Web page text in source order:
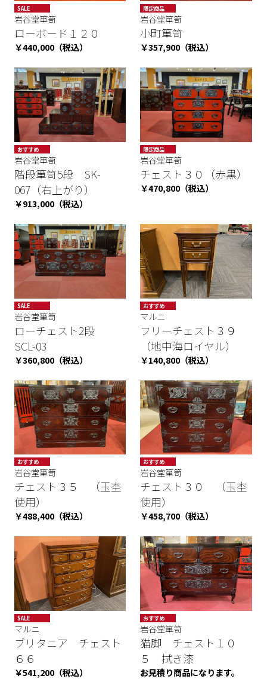
SALE
岩谷堂箪笥
ローボード１２０
￥440,000（税込）
限定商品
岩谷堂箪笥
小町箪笥
￥357,900（税込）
おすすめ
岩谷堂箪笥
階段箪笥5段 SK-
067（右上がり）
￥913,000（税込）
限定商品
岩谷堂箪笥
チェスト３０（赤黒）
￥470,800（税込）
SALE
岩谷堂箪笥
ローチェスト2段
SCL-03
￥360,800（税込）
おすすめ
SALE
マルニ
フリーチェスト３９
（地中海ロイヤル）
￥140,800（税込）
おすすめ
数量限定
SALE
岩谷堂箪笥
チェスト３５ （玉杢
使用）
￥488,400（税込）
おすすめ
期間限定 お
買い得商品
数量限定
岩谷堂箪笥
チェスト３０ （玉杢
使用）
￥458,700（税込）
SALE
マルニ
ブリタニア チェスト
６６
￥541,200（税込）
おすすめ
SALE
岩谷堂箪笥
猫脚 チェスト１０
５ 拭き漆
お見積り商品になります。